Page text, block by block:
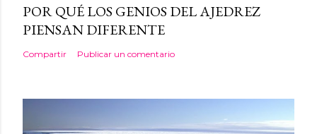
POR QUÉ LOS GENIOS DEL AJEDREZ
PIENSAN DIFERENTE
Compartir Publicar un comentario